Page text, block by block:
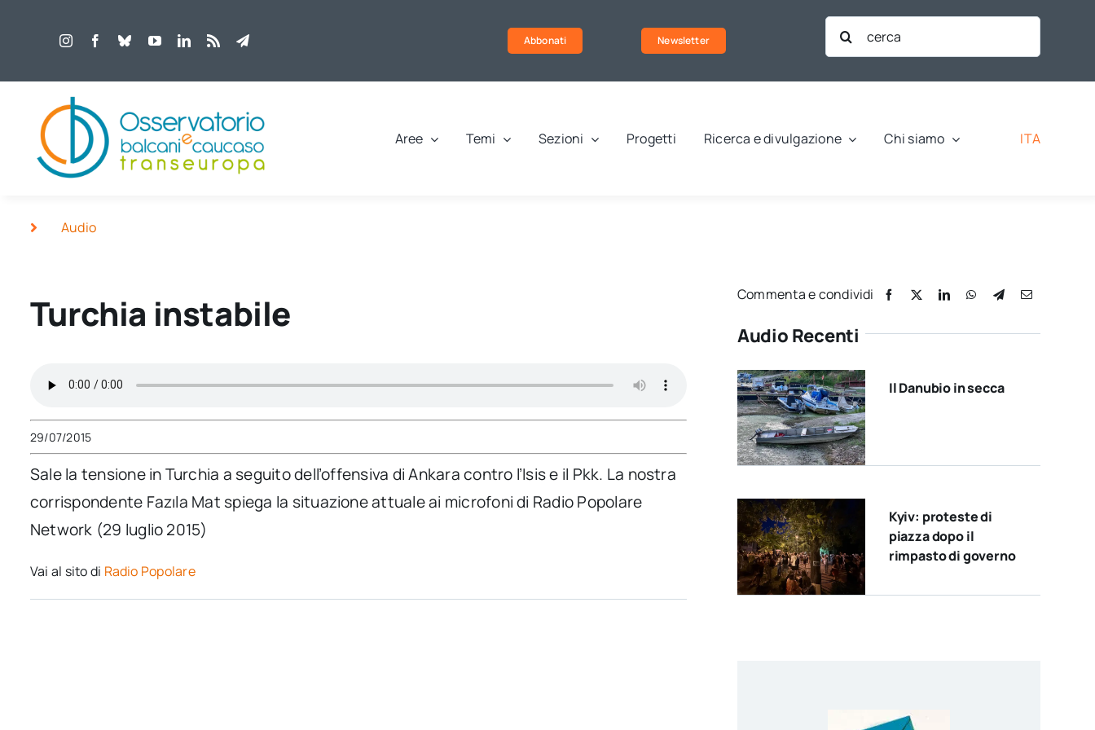
Abbonati Newsletter
Cerca
per:
Aree Temi Sezioni Progetti Ricerca e divulgazione Chi siamo ITA
Audio
Turchia instabile
29/07/2015
Sale la tensione in Turchia a seguito dell’offensiva di Ankara contro l’Isis e il Pkk. La nostra
corrispondente Fazıla Mat spiega la situazione attuale ai microfoni di Radio Popolare
Network (29 luglio 2015)
Vai al sito di Radio Popolare
Commenta e condividi
Audio Recenti
Il Danubio in secca
Kyiv: proteste di
piazza dopo il
rimpasto di governo